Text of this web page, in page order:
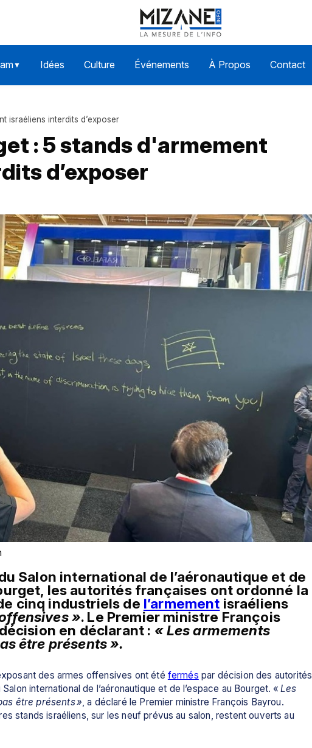
▼ Idées Culture Événements À Propos Contact
israéliens interdits d’exposer
: 5 stands d'armement
d’exposer
Salon international de l’aéronautique et de
les autorités françaises ont ordonné la
cinq industriels de l’armement israéliens
». Le Premier ministre François
en déclarant : « Les armements
être présents ».
des armes offensives ont été fermés par décision des autorités
international de l’aéronautique et de l’espace au Bourget. « Les
être présents » , a déclaré le Premier ministre François Bayrou.
stands israéliens, sur les neuf prévus au salon, restent ouverts au